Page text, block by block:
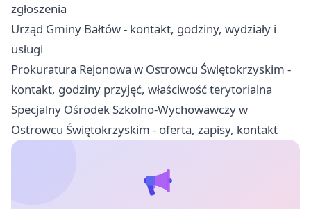
zgłoszenia
Urząd Gminy Bałtów - kontakt, godziny, wydziały i
usługi
Prokuratura Rejonowa w Ostrowcu Świętokrzyskim -
kontakt, godziny przyjęć, właściwość terytorialna
Specjalny Ośrodek Szkolno-Wychowawczy w
Ostrowcu Świętokrzyskim - oferta, zapisy, kontakt